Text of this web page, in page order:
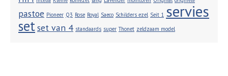
pastoe Pioneer Q3 Rose Royal Saeco Schilders ezel Seit 1 servies
setset van 4 standaards super Thonet zeldzaam model